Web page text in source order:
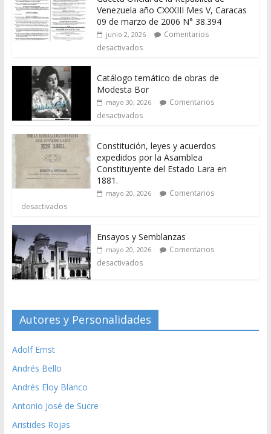
Venezuela año CXXXIII Mes V, Caracas
09 de marzo de 2006 N° 38.394
junio 2, 2026
Comentarios
desactivados
Catálogo temático de obras de
Modesta Bor
mayo 30, 2026
Comentarios
desactivados
Constitución, leyes y acuerdos
expedidos por la Asamblea
Constituyente del Estado Lara en
1881.
mayo 20, 2026
Comentarios
desactivados
Ensayos y Semblanzas
mayo 20, 2026
Comentarios
desactivados
Autores y Personalidades
Adolf Ernst
Andrés Bello
Andrés Eloy Blanco
Antonio José de Sucre
Aristides Rojas